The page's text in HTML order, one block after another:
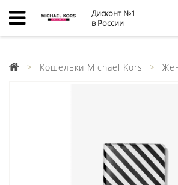
Дисконт №1
в России
Кошельки Michael Kors